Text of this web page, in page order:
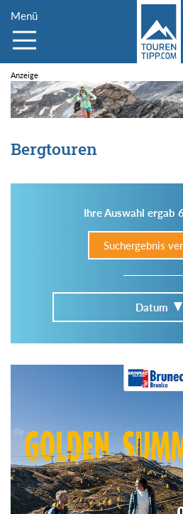
Menü
Bergtouren
Ihre Auswahl ergab
Suchergebnis
Datum
Im Tourenarchiv
Region: